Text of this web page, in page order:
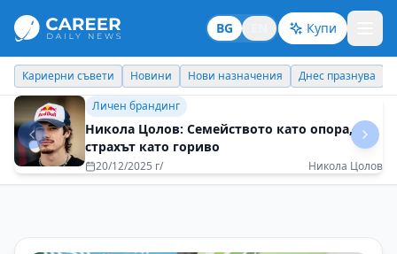
BG Купи
Кариерни съвети Новини Нови назначения Днес празнува
Идеи отвъд границите
Как едно спонтанно решение може да се
превърне в приключение за цял живот?
10/07/2025 г/ Венета Бехар